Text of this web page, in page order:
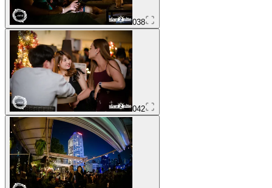
038
042